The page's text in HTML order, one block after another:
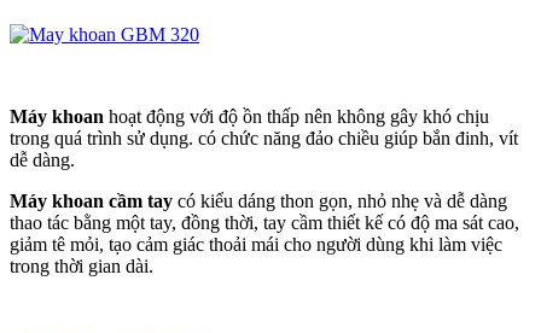
Máy khoan hoạt động với độ ồn thấp nên không gây khó chịu
trong quá trình sử dụng. có chức năng đảo chiều giúp bắn đinh, vít
dễ dàng.
Máy khoan cầm tay có kiểu dáng thon gọn, nhỏ nhẹ và dễ dàng
thao tác bằng một tay, đồng thời, tay cầm thiết kế có độ ma sát cao,
giảm tê mỏi, tạo cảm giác thoải mái cho người dùng khi làm việc
trong thời gian dài.